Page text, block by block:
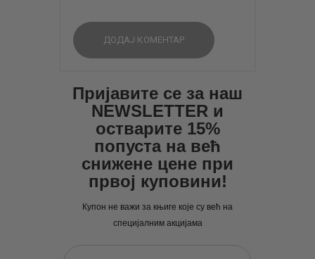
Пријавите се за наш
NEWSLETTER и
остварите 15%
попуста на већ
снижене цене при
првој куповини!
Купон не важи за књиге које су већ на
специјалним акцијама